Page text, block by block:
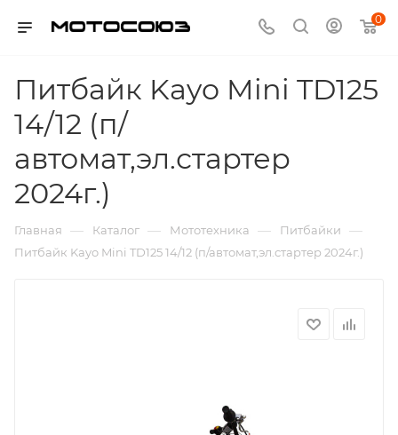
0
Питбайк Kayo Mini TD125
14/12 (п/
автомат,эл.стартер
2024г.)
Главная — Каталог — Мототехника — Питбайки —
Питбайк Kayo Mini TD125 14/12 (п/автомат,эл.стартер 2024г.)